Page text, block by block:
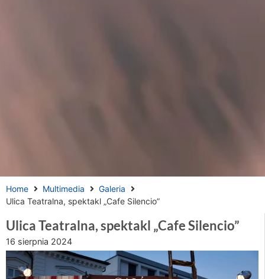
Home Multimedia
Galeria
Ulica Teatralna, spektakl „Cafe Silencio”
Ulica Teatralna, spektakl „Cafe Silencio”
16 sierpnia 2024